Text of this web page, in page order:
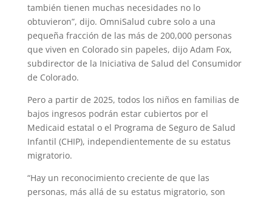
también tienen muchas necesidades no lo
obtuvieron”, dijo. OmniSalud cubre solo a una
pequeña fracción de las más de 200,000 personas
que viven en Colorado sin papeles, dijo Adam Fox,
subdirector de la Iniciativa de Salud del Consumidor
de Colorado.
Pero a partir de 2025, todos los niños en familias de
bajos ingresos podrán estar cubiertos por el
Medicaid estatal o el Programa de Seguro de Salud
Infantil (CHIP), independientemente de su estatus
migratorio.
“Hay un reconocimiento creciente de que las
personas, más allá de su estatus migratorio, son